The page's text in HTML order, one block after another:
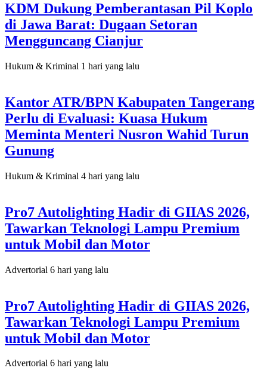
KDM Dukung Pemberantasan Pil Koplo
di Jawa Barat: Dugaan Setoran
Mengguncang Cianjur
Hukum & Kriminal 1 hari yang lalu
Kantor ATR/BPN Kabupaten Tangerang
Perlu di Evaluasi: Kuasa Hukum
Meminta Menteri Nusron Wahid Turun
Gunung
Hukum & Kriminal 4 hari yang lalu
Pro7 Autolighting Hadir di GIIAS 2026,
Tawarkan Teknologi Lampu Premium
untuk Mobil dan Motor
Advertorial 6 hari yang lalu
Pro7 Autolighting Hadir di GIIAS 2026,
Tawarkan Teknologi Lampu Premium
untuk Mobil dan Motor
Advertorial 6 hari yang lalu